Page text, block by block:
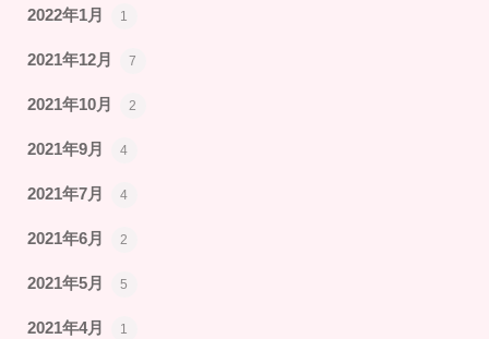
2022年1月 1
2021年12月 7
2021年10月 2
2021年9月 4
2021年7月 4
2021年6月 2
2021年5月 5
2021年4月 1